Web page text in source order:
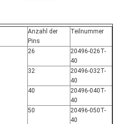
Anzahl der
Pins
Teilnummer
26
20496-026T-
40
32
20496-032T-
40
40
20496-040T-
40
50
20496-050T-
40